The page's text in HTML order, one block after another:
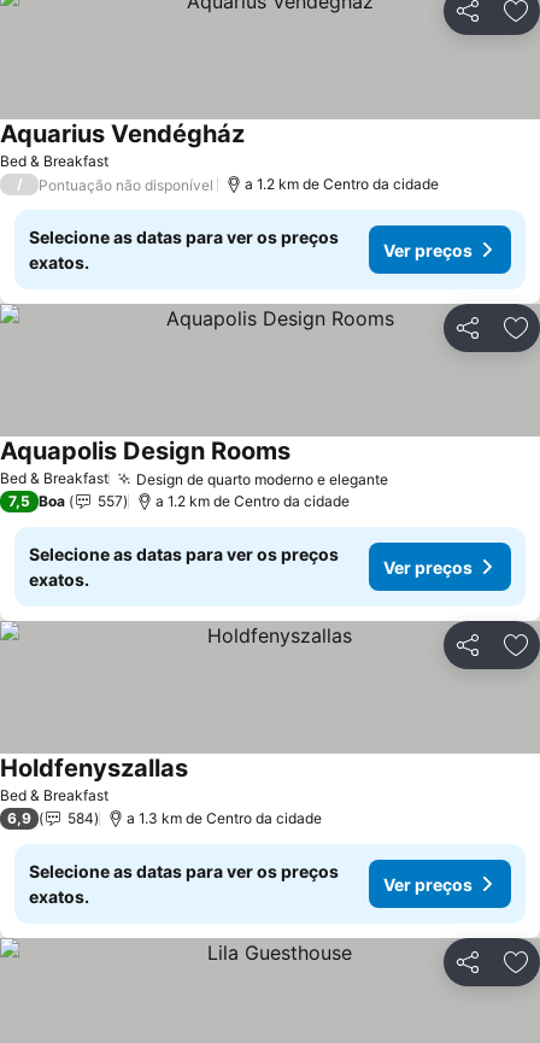
Partilhar
Bed & Breakfast
Aquarius VendégházVer preços
/ Pontuação não disponível a 1.2 km de Centro da cidade
Selecione as datas para ver os preços
exatos.
Ver preços
Partilhar
Bed & Breakfast Design de quarto moderno e eleganteVer preços
Aquapolis Design RoomsVer preços
7,5 Boa 557 a 1.2 km de Centro da cidade
Selecione as datas para ver os preços
exatos.
Ver preços
Partilhar
Bed & Breakfast
HoldfenyszallasVer preços
6,9 584 a 1.3 km de Centro da cidade
Selecione as datas para ver os preços
exatos.
Ver preços
Partilhar